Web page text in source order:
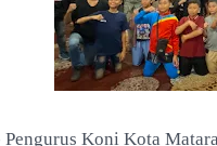
Koni Kota